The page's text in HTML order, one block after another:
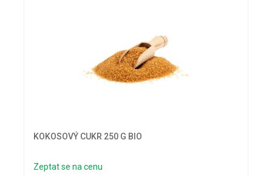
KOKOSOVÝ CUKR 250 G BIO
Zeptat se na cenu